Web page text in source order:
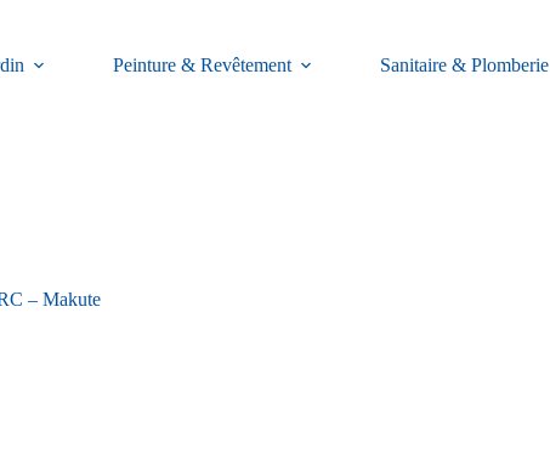
Peinture & Revêtement Sanitaire & Plomberie
– Makute